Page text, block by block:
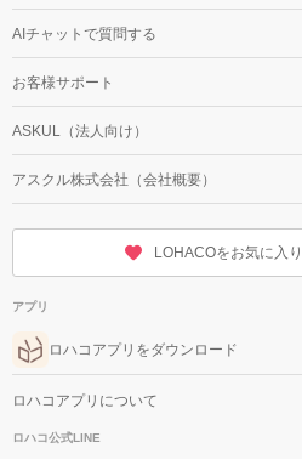
AIチャットで質問する
お客様サポート
ASKUL（法人向け）
アスクル株式会社（会社概要）
LOHACOをお気に入
アプリ
ロハコアプリをダウンロード
ロハコアプリについて
ロハコ公式LINE